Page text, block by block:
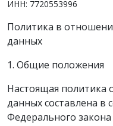
ИНН: 7720553996
Политика в
данных
1. Общие положения
Настоящая политика
данных составлена в
Федерального